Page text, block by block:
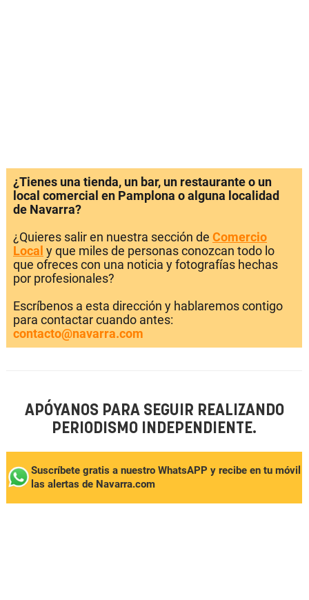
¿Tienes una tienda, un bar, un restaurante o un
local comercial en Pamplona o alguna localidad
de Navarra?
¿Quieres salir en nuestra sección de Comercio
Local y que miles de personas conozcan todo lo
que ofreces con una noticia y fotografías hechas
por profesionales?
Escríbenos a esta dirección y hablaremos contigo
para contactar cuando antes:
contacto@navarra.com
APÓYANOS PARA SEGUIR REALIZANDO
PERIODISMO INDEPENDIENTE.
Suscríbete gratis a nuestro WhatsAPP y recibe en tu móvil
las alertas de Navarra.com